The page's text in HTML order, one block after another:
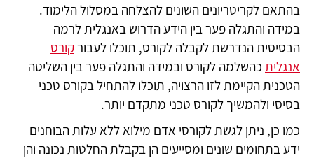
בהתאם לקריטריונים השונים להצלחה במסלול הלימוד.
במידה והתגלה פער בין הידע הדרוש באנגלית לרמה
הבסיסית הנדרשת לקבלה לקורס, תוכלו לעבורקורס
אנגלית כהשלמה לקורס ובמידה והתגלה פער בין השליטה
הטכנית הקיימת לזו הרצויה, תוכלו להתחיל בקורס טכני
בסיסי ולהמשיך לקורס טכני מתקדם יותר.
כמו כן, ניתן לגשת לקורסי אדם מילוא ללא עלות הבוחנים
ידע בתחומים שונים ומסייעים הן בקבלת החלטות נכונה והן